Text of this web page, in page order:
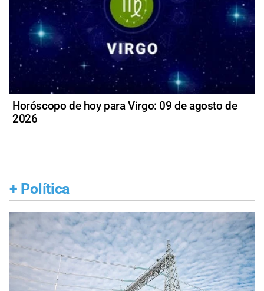
Horóscopo de hoy para Virgo: 09 de agosto de
2026
+ Política